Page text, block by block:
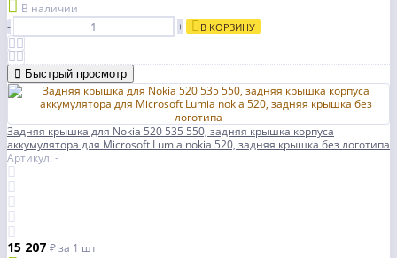
В наличии
-
+ В КОРЗИНУ
Быстрый просмотр
Задняя крышка для Nokia 520 535 550, задняя крышка корпуса
аккумулятора для Microsoft Lumia nokia 520, задняя крышка без логотипа
Артикул: -
15 207 ₽за 1 шт